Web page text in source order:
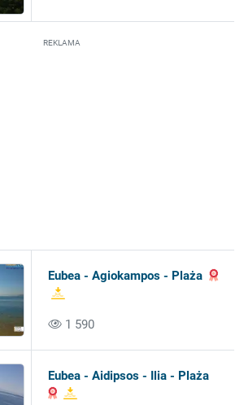
REKLAMA
Eubea - Agiokampos - Plaża
1 590
Eubea - Aidipsos - Ilia - Plaża